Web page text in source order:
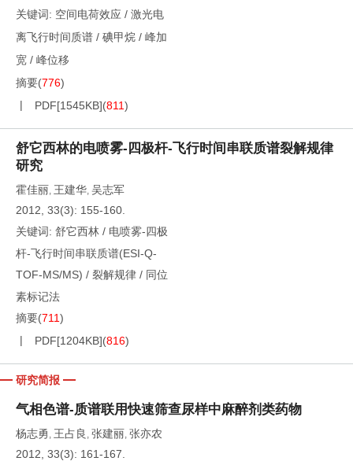
关键词: 空间电荷效应 / 激光电
离飞行时间质谱 / 碘甲烷 / 峰加
宽 / 峰位移
摘要(776)
PDF[1545KB](811)
舒它西林的电喷雾-四极杆-飞行时间串联质谱裂解规律
研究
霍佳丽, 王建华, 吴志军
2012, 33(3): 155-160.
关键词: 舒它西林 / 电喷雾-四极
杆-飞行时间串联质谱(ESI-Q-
TOF-MS/MS) / 裂解规律 / 同位
素标记法
摘要(711)
PDF[1204KB](816)
研究简报
气相色谱-质谱联用快速筛查尿样中麻醉剂类药物
杨志勇, 王占良 , 张建丽, 张亦农
2012, 33(3): 161-167.